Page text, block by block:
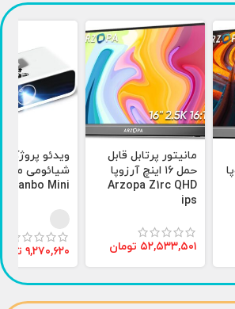
مانیتور پرتابل قابل
حمل ۱۶ اینچ آرزوپا
Arzopa Z1rc QHD
ips
۵۲,۵۳۳,۵۰۱ تومان
ویدئو
شیائومی مدل
Wanbo Mini
۹,۲۷۰,۶۲۰